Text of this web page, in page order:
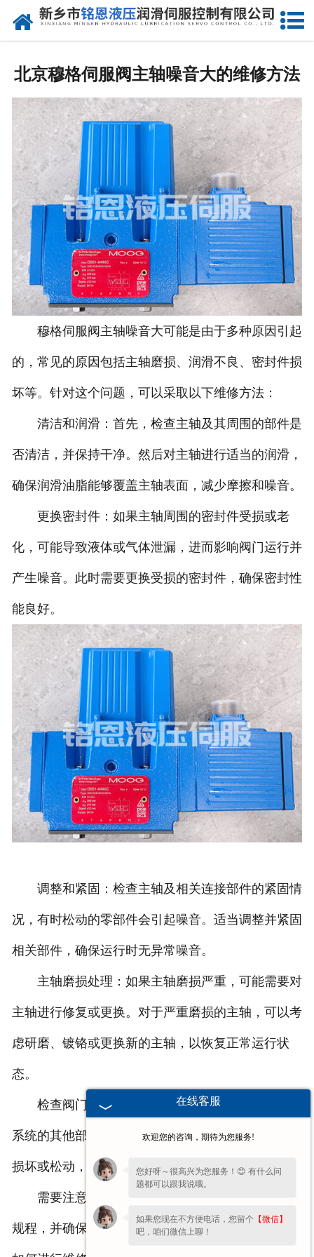
网站首页
新闻动态
资质荣誉
维修现场
售后服务
联系我们
北京穆格伺服阀主轴噪音大的维修方法
穆格伺服阀主轴噪音大可能是由于多种原因引起
的，常见的原因包括主轴磨损、润滑不良、密封件损
坏等。针对这个问题，可以采取以下维修方法：
清洁和润滑：首先，检查主轴及其周围的部件是
否清洁，并保持干净。然后对主轴进行适当的润滑，
确保润滑油脂能够覆盖主轴表面，减少摩擦和噪音。
更换密封件：如果主轴周围的密封件受损或老
化，可能导致液体或气体泄漏，进而影响阀门运行并
产生噪音。此时需要更换受损的密封件，确保密封性
能良好。
调整和紧固：检查主轴及相关连接部件的紧固情
况，有时松动的零部件会引起噪音。适当调整并紧固
相关部件，确保运行时无异常噪音。
主轴磨损处理：如果主轴磨损严重，可能需要对
主轴进行修复或更换。对于严重磨损的主轴，可以考
虑研磨、镀铬或更换新的主轴，以恢复正常运行状
态。
检查阀门系统：除了主轴本身，也需要检查阀门
系统的其他部件，包括阀体、阀盖、阀座等是否存在
损坏或松动，这些问题也可能导致噪音。
需要注意的是，进行维修时应该遵循相关的操作
规程，并确保在安全的工作环境下进行。如果不确定
在线客服
欢迎您的咨询，期待为您服务!
您好呀～很高兴为您服务！😊 有什么问
题都可以跟我说哦。
如果您现在不方便电话，您留个 【微信】
吧，咱们微信上聊！